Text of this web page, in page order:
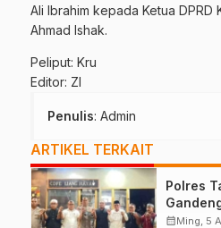
Ali Ibrahim kepada Ketua DPRD
Ahmad Ishak.
Peliput: Kru
Editor: ZI
Penulis: Admin
ARTIKEL TERKAIT
Polres
calendar_monthMing, 5